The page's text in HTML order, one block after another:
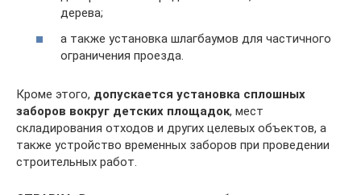
дерева;
а также установка шлагбаумов для частичного
ограничения проезда.
Кроме этого, допускается установка сплошных
заборов вокруг детских площадок, мест
складирования отходов и других целевых объектов, а
также устройство временных заборов при проведении
строительных работ.